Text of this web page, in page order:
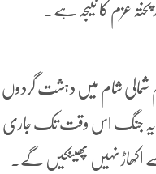
عزم کا نتیجہ ہے۔
ہم شمالی شام میں دہشت
یہ جنگ اس وقت تک
نہیں پھینکیں گے۔